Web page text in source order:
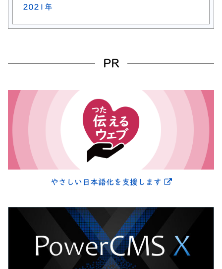
2021年
PR
やさしい日本語化を支援します 別ウィンドウ